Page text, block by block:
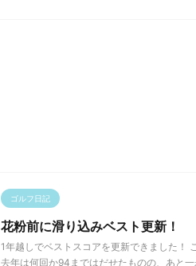
ゴルフ日記
花粉前に滑り込みベスト更新！
1年越しでベストスコアを更新できました！
去年は何回か94まではだせたものの、あと